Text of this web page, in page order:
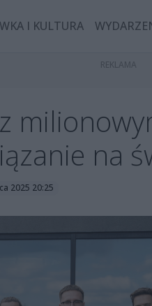
I KULTURA
na
2025 20:25